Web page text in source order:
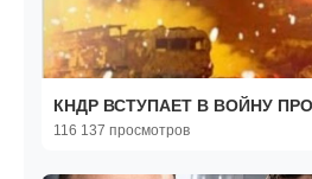
КНДР ВСТУПАЕТ В ВОЙНУ
116 137 просмотров